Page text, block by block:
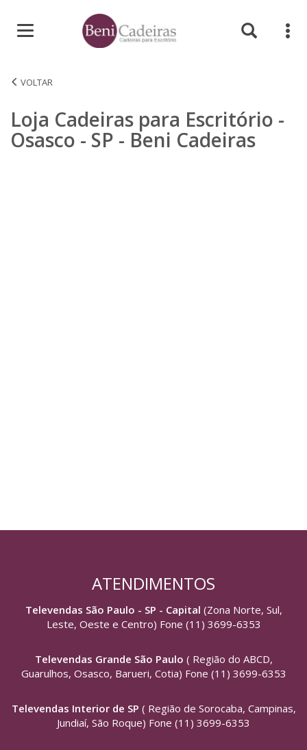
Início
Loja Cadeiras para Escritório -
Osasco - SP - Beni Cadeiras
ATENDIMENTOS
Televendas São Paulo - SP - Capital (Zona Norte, Sul,
Leste, Oeste e Centro) Fone (11) 3699-6353
Televendas Grande São Paulo ( Região do ABCD,
Guarulhos, Osasco, Barueri, Cotia) Fone (11) 3699-6353
Televendas Interior de SP ( Região de Sorocaba, Campinas,
Jundiaí, São Roque) Fone (11) 3699-6353